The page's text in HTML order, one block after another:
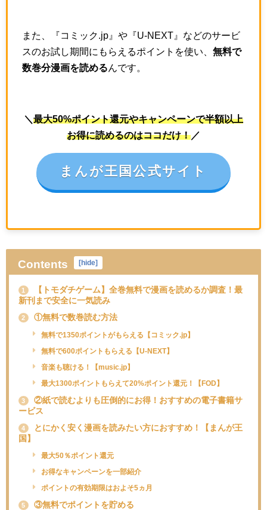
また、『コミック.jp』や『U-NEXT』などのサービ
スのお試し期間にもらえるポイントを使い、 無料で
数巻分漫画を読めるんです。
＼ 最大50%ポイント還元やキャンペーンで半額以上
お得に読めるのはココだけ！ ／
まんが王国公式サイト
Contents [hide]
1
【トモダチゲーム】全巻無料で漫画を読めるか調査！最
新刊まで安全に一気読み
2 ①無料で数巻読む方法
無料で1350ポイントがもらえる【コミック.jp】
無料で600ポイントもらえる【U-NEXT】
音楽も聴ける！【music.jp】
最大1300ポイントもらえて20%ポイント還元！【FOD】
3
②紙で読むよりも圧倒的にお得！おすすめの電子書籍サ
ービス
4
とにかく安く漫画を読みたい方におすすめ！【まんが王
国】
最大50％ポイント還元
お得なキャンペーンを一部紹介
ポイントの有効期限はおよそ5ヵ月
5 ③無料でポイントを貯める